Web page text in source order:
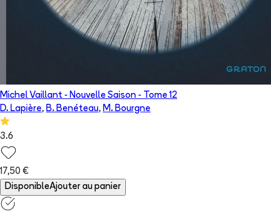
Michel Vaillant - Nouvelle Saison - Tome 12
D. Lapière, B. Benéteau, M. Bourgne
3.6
17,50 €
DisponibleAjouter au panier